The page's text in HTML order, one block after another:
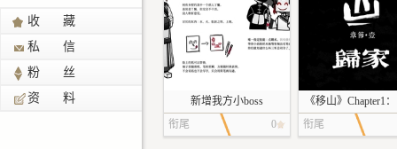
收 藏
私 信
粉 丝
资 料
新增我方小boss
衔尾
0
《移山》Chapter1
衔尾